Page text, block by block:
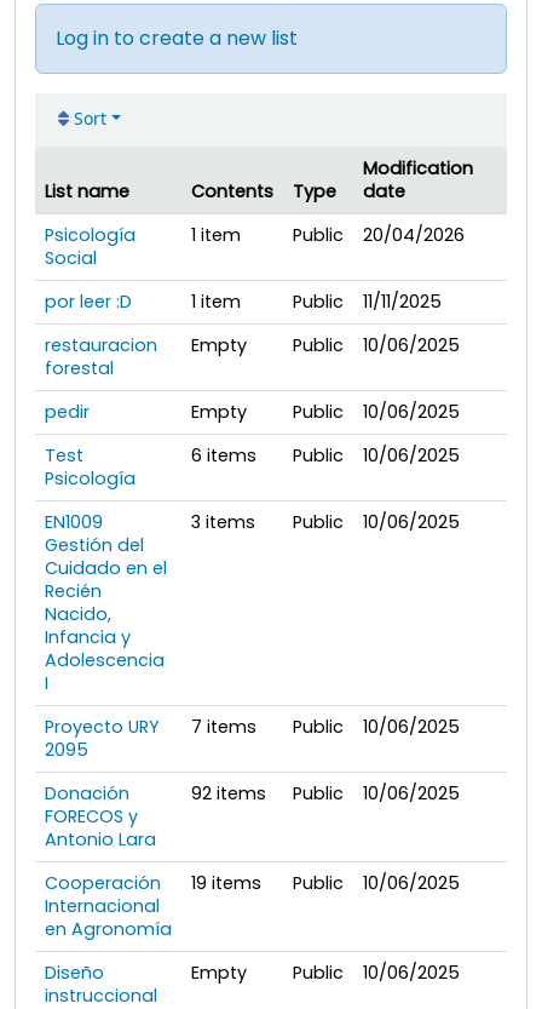
Log in to create a new list
Sort
Public lists
List name Contents Type
Modification
date
Psicología
Social
1 item Public 20/04/2026
por leer :D 1 item Public
11/11/2025
restauracion
forestal
Empty Public 10/06/2025
pedir Empty Public
10/06/2025
Test
Psicología
6 items Public 10/06/2025
EN1009
Gestión del
Cuidado en el
Recién
Nacido,
Infancia y
Adolescencia
I
3 items Public 10/06/2025
Proyecto URY
2095
7 items Public 10/06/2025
Donación
FORECOS y
Antonio Lara
92 items Public 10/06/2025
Cooperación
Internacional
en Agronomía
19 items Public 10/06/2025
Diseño
instruccional
Empty Public 10/06/2025